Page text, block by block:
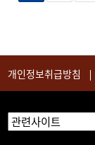
개인정보취급방침